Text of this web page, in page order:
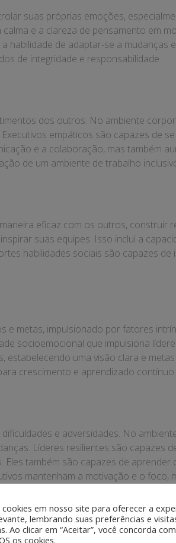
suas próprias emoções,
e a clareza de pensamento em
habilidade de adaptar-se a
de integridade e responsabilidade.
dos outros. No ambiente
empáticos são capazes de
e a colaboração, mas também
de um ambiente de trabalho
eficaz com os outros, construir
suas equipes. Isso inclui a
habilidades sociais são capazes
e metas, impulsionado por fatores
socioemocional que impulsiona
estabelecendo uma visão clara e
crescimento e aprendizado contínuo.
e adversidades. No
Líderes resilientes são capazes
também são capazes de
mantenham a motivação e o foco,
de maneira clara e compreensível,
cookies em nosso site para oferecer a
lembrando suas preferências e
Ao clicar em “Aceitar”, você concorda
os cookies.